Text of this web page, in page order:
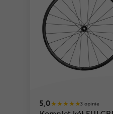
5,0 3 opinie